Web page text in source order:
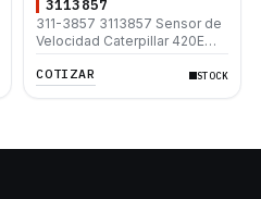
3113857
311-3857 3113857 Sensor de
Velocidad Caterpillar 420E
312D 312D L 315D L 320D
COTIZAR STOCK